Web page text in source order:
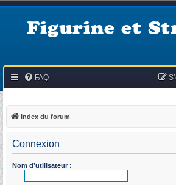
Figurine et
FAQ
Index du forum
Connexion
Nom d’utilisateur :